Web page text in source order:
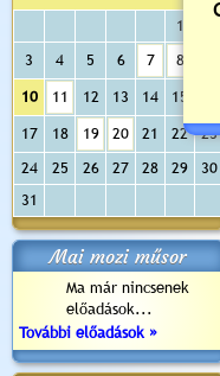
1
3
4 5 6 7 8
10 11 12 13 14 15
17 18 19 20 21 22
23
24
25 26 27 28 29
30
31
Mai mozi műsor
Ma már nincsenek
előadások...
További előadások »